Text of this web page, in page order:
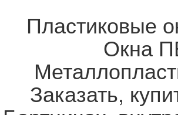
Пластиковые
Окна
Заказать,